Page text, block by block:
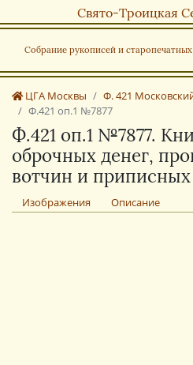
Свято-Троицкая
Собрание рукописей и
ЦГА Москвы
Ф. 421
Ф.421 оп.1 №7877
Ф.421 оп.1 №7877.
оброчных денег,
вотчин и
Изображения Описание